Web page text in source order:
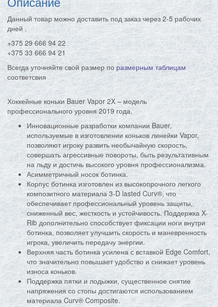
Данный товар можно доставить под заказ через 2-5 рабочих
дней .
+375 29 666 94 22
+375 33 666 94 21
Всегда уточняйте свой размер по размерным таблицам
соответсвия
Хоккейные коньки Bauer Vapor 2X – модель
профессионального уровня 2019 года.
Инновационные разработки компании Bauer,
используемые в изготовлении коньков линейки Vapor,
позволяют игроку развить необычайную скорость,
совершать агрессивные повороты, быть результативным
на льду и достичь высокого уровня профессионализма.
Асимметричный носок ботинка.
Корпус ботинка изготовлен из высокопрочного легкого
композитного материала 3-D lasted Curv®, что
обеспечивает профессиональный уровень защиты,
сниженный вес, жесткость и устойчивость. Поддержка X-
Rib дополнительно способствует фиксации ноги внутри
ботинка, позволяет улучшить скорость и маневренность
игрока, увеличить передачу энергии.
Верхняя часть ботинка усилена с вставкой Edge Comfort,
что значительно повышает удобство и снижает уровень
износа коньков.
Поддержка пятки и лодыжки, существенное снятие
напряжения со стопы достигаются использованием
материала Curv® Composite.